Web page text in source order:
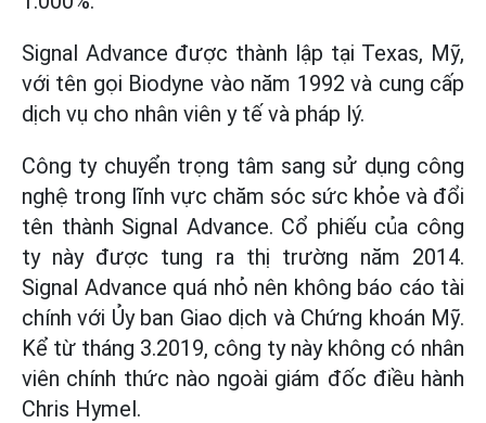
Signal Advance được thành lập tại Texas, Mỹ,
với tên gọi Biodyne vào năm 1992 và cung cấp
dịch vụ cho nhân viên y tế và pháp lý.
Công ty chuyển trọng tâm sang sử dụng công
nghệ trong lĩnh vực chăm sóc sức khỏe và đổi
tên thành Signal Advance. Cổ phiếu của công
ty này được tung ra thị trường năm 2014.
Signal Advance quá nhỏ nên không báo cáo tài
chính với Ủy ban Giao dịch và Chứng khoán Mỹ.
Kể từ tháng 3.2019, công ty này không có nhân
viên chính thức nào ngoài giám đốc điều hành
Chris Hymel.